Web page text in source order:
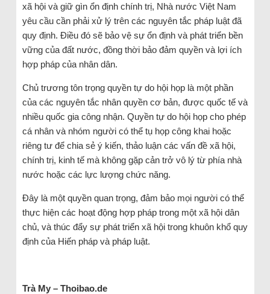
xã hội và giữ gìn ổn định chính trị, Nhà nước Việt Nam
yêu cầu cần phải xử lý trên các nguyên tắc pháp luật đã
quy định. Điều đó sẽ bảo vệ sự ổn định và phát triển bền
vững của đất nước, đồng thời bảo đảm quyền và lợi ích
hợp pháp của nhân dân.
Chủ trương tôn trọng quyền tự do hội họp là một phần
của các nguyên tắc nhân quyền cơ bản, được quốc tế và
nhiều quốc gia công nhận. Quyền tự do hội họp cho phép
cá nhân và nhóm người có thể tụ họp công khai hoặc
riêng tư để chia sẻ ý kiến, thảo luận các vấn đề xã hội,
chính trị, kinh tế mà không gặp cản trở vô lý từ phía nhà
nước hoặc các lực lượng chức năng.
Đây là một quyền quan trọng, đảm bảo mọi người có thể
thực hiện các hoạt động hợp pháp trong một xã hội dân
chủ, và thúc đẩy sự phát triển xã hội trong khuôn khổ quy
định của Hiến pháp và pháp luật.
Trà My – Thoibao.de